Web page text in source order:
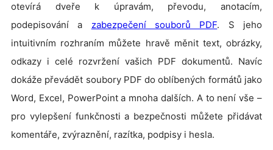
otevírá dveře k úpravám, převodu, anotacím,
podepisování a zabezpečení souborů PDF. S jeho
intuitivním rozhraním můžete hravě měnit text, obrázky,
odkazy i celé rozvržení vašich PDF dokumentů. Navíc
dokáže převádět soubory PDF do oblíbených formátů jako
Word, Excel, PowerPoint a mnoha dalších. A to není vše –
pro vylepšení funkčnosti a bezpečnosti můžete přidávat
komentáře, zvýraznění, razítka, podpisy i hesla.